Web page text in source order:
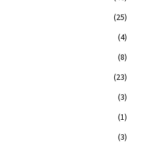
(25)
(4)
(8)
(23)
(3)
(1)
(3)